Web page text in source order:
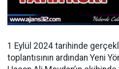
1 Eylül 2024 tarihinde
toplantısının ardından Yeni